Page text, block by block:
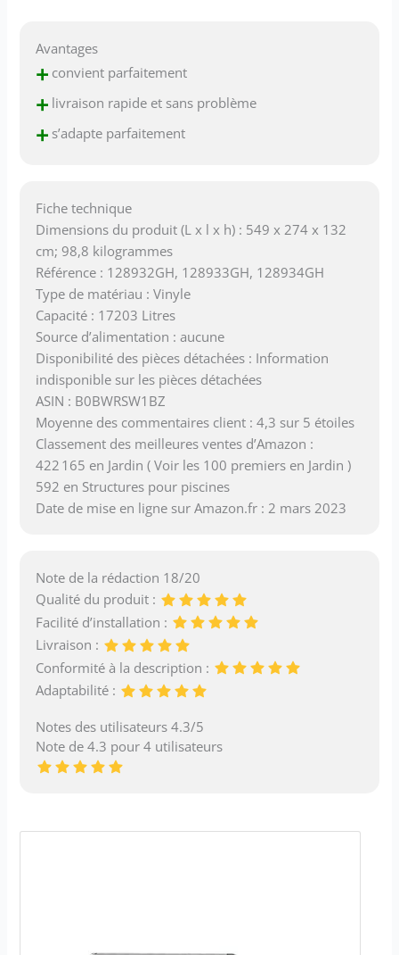
Avantages
+ convient parfaitement
+ livraison rapide et sans problème
+ s’adapte parfaitement
Fiche technique
Dimensions du produit (L x l x h) : 549 x 274 x 132
cm; 98,8 kilogrammes
Référence : 128932GH, 128933GH, 128934GH
Type de matériau : Vinyle
Capacité : 17203 Litres
Source d’alimentation : aucune
Disponibilité des pièces détachées : Information
indisponible sur les pièces détachées
ASIN : B0BWRSW1BZ
Moyenne des commentaires client : 4,3 sur 5 étoiles
Classement des meilleures ventes d’Amazon :
422 165 en Jardin ( Voir les 100 premiers en Jardin )
592 en Structures pour piscines
Date de mise en ligne sur Amazon.fr : 2 mars 2023
Note de la rédaction 18/20
Qualité du produit :
Facilité d’installation :
Livraison :
Conformité à la description :
Adaptabilité :
Notes des utilisateurs 4.3/5
Note de 4.3 pour 4 utilisateurs